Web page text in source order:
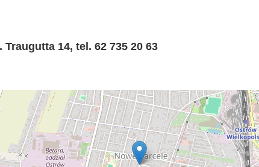
14, tel. 62 735 20 63